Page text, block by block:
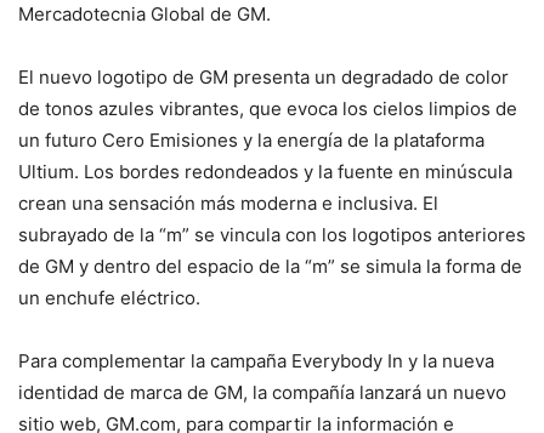
Mercadotecnia Global de GM.
El nuevo logotipo de GM presenta un degradado de color
de tonos azules vibrantes, que evoca los cielos limpios de
un futuro Cero Emisiones y la energía de la plataforma
Ultium. Los bordes redondeados y la fuente en minúscula
crean una sensación más moderna e inclusiva. El
subrayado de la “m” se vincula con los logotipos anteriores
de GM y dentro del espacio de la “m” se simula la forma de
un enchufe eléctrico.
Para complementar la campaña Everybody In y la nueva
identidad de marca de GM, la compañía lanzará un nuevo
sitio web, GM.com, para compartir la información e